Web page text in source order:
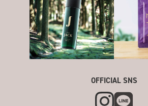
OFFICIAL SNS